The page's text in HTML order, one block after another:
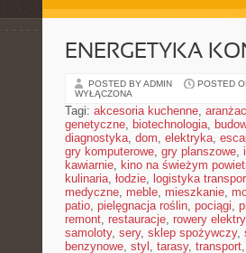
ENERGETYKA
POSTED BY ADMIN POSTED
WYŁĄCZONA
Tagi: akcesoria kuchenne,
genetyczne, biotechnologia,
diagnostyka, dom, elektryka,
gry komputerowe, gry planszowe,
kawiarnie, kino na świeżym
kulinaria, łodzie, logistyka
medyczne, meble, mieszkanie,
patio, pielęgnacja roślin, pociągi,
remont, restauracje, rowery
samoloty, sery, sklep spożywczy,
benzynowe, styl , tarasy, transport,